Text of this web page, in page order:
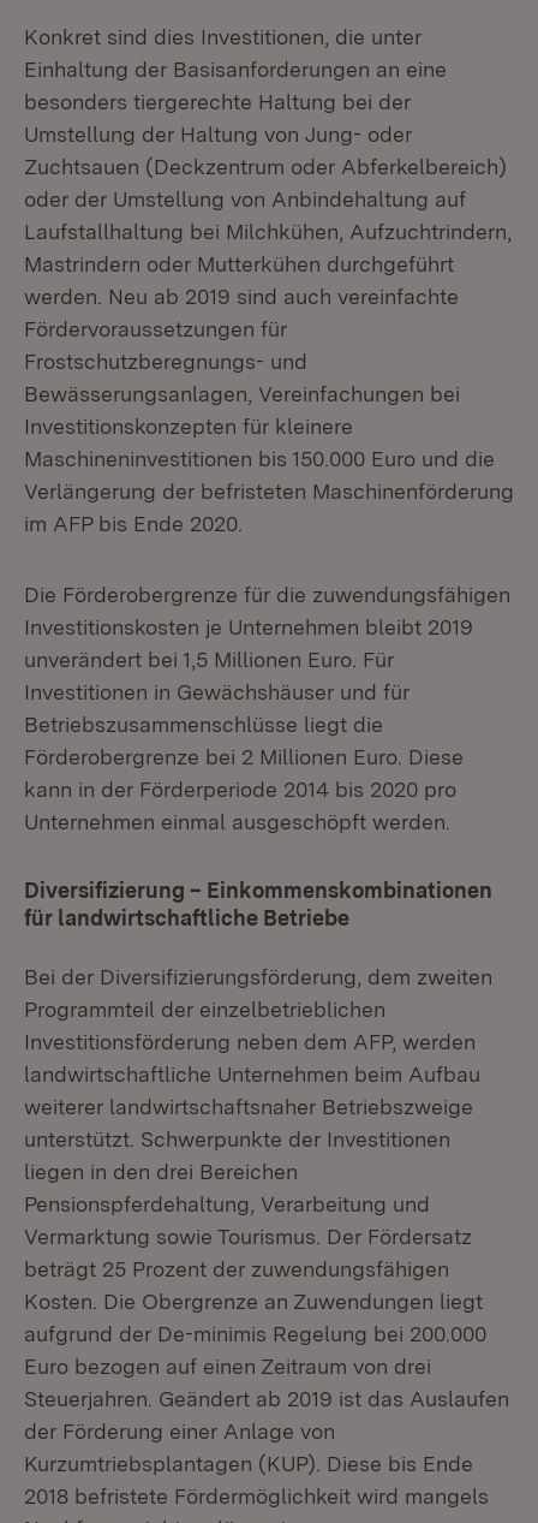
Konkret sind dies Investitionen, die unter
Einhaltung der Basisanforderungen an eine
besonders tiergerechte Haltung bei der
Umstellung der Haltung von Jung- oder
Zuchtsauen (Deckzentrum oder Abferkelbereich)
oder der Umstellung von Anbindehaltung auf
Laufstallhaltung bei Milchkühen, Aufzuchtrindern,
Mastrindern oder Mutterkühen durchgeführt
werden. Neu ab 2019 sind auch vereinfachte
Fördervoraussetzungen für
Frostschutzberegnungs- und
Bewässerungsanlagen, Vereinfachungen bei
Investitionskonzepten für kleinere
Maschineninvestitionen bis 150.000 Euro und die
Verlängerung der befristeten Maschinenförderung
im AFP bis Ende 2020.
Die Förderobergrenze für die zuwendungsfähigen
Investitionskosten je Unternehmen bleibt 2019
unverändert bei 1,5 Millionen Euro. Für
Investitionen in Gewächshäuser und für
Betriebszusammenschlüsse liegt die
Förderobergrenze bei 2 Millionen Euro. Diese
kann in der Förderperiode 2014 bis 2020 pro
Unternehmen einmal ausgeschöpft werden.
Diversifizierung – Einkommenskombinationen
für landwirtschaftliche Betriebe
Bei der Diversifizierungsförderung, dem zweiten
Programmteil der einzelbetrieblichen
Investitionsförderung neben dem AFP, werden
landwirtschaftliche Unternehmen beim Aufbau
weiterer landwirtschaftsnaher Betriebszweige
unterstützt. Schwerpunkte der Investitionen
liegen in den drei Bereichen
Pensionspferdehaltung, Verarbeitung und
Vermarktung sowie Tourismus. Der Fördersatz
beträgt 25 Prozent der zuwendungsfähigen
Kosten. Die Obergrenze an Zuwendungen liegt
aufgrund der De-minimis Regelung bei 200.000
Euro bezogen auf einen Zeitraum von drei
Steuerjahren. Geändert ab 2019 ist das Auslaufen
der Förderung einer Anlage von
Kurzumtriebsplantagen (KUP). Diese bis Ende
2018 befristete Fördermöglichkeit wird mangels